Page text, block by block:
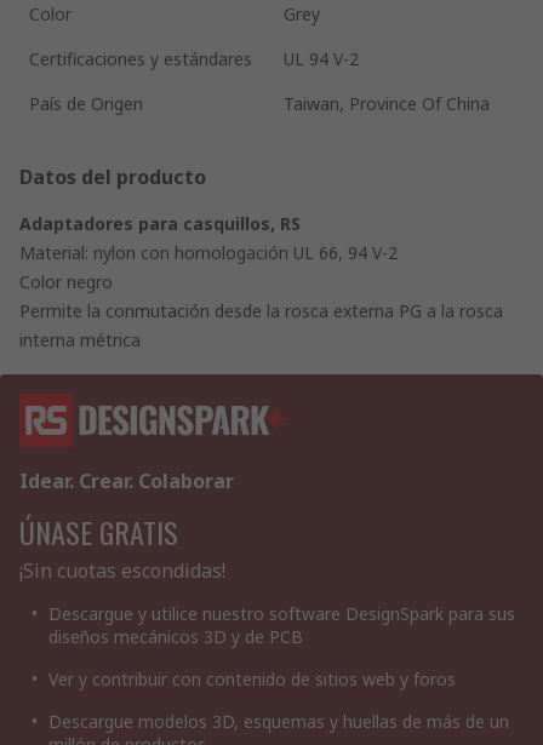
Color
Grey
Certificaciones y estándares
UL 94 V-2
País de Origen
Taiwan, Province Of China
Datos del producto
Adaptadores para casquillos, RS
Material: nylon con homologación UL 66, 94 V-2
Color negro
Permite la conmutación desde la rosca externa PG a la rosca
interna métrica
Idear. Crear. Colaborar
ÚNASE GRATIS
¡Sin cuotas escondidas!
Descargue y utilice nuestro software DesignSpark para sus
diseños mecánicos 3D y de PCB
Ver y contribuir con contenido de sitios web y foros
Descargue modelos 3D, esquemas y huellas de más de un